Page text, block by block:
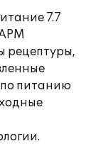
7.7
рецептуры,
питанию